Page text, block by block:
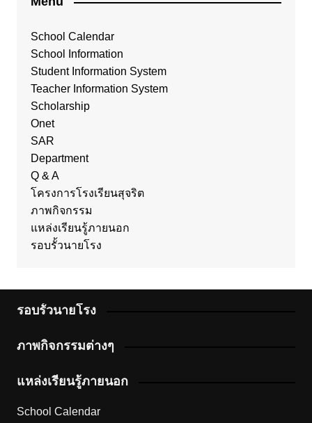
School Calendar
School Information
Student Information System
Teacher Information System
Scholarship
Onet
SAR
Department
Q & A
โครงการโรงเรียนสุจริต
ภาพกิจกรรม
แหล่งเรียนรู้ภายนอก
รอบรั้วนายโรง
รอบรั้วนายโรง
ภาพกิจกรรมต่างๆ
แหล่งเรียนรู้ภายนอก
School Calendar